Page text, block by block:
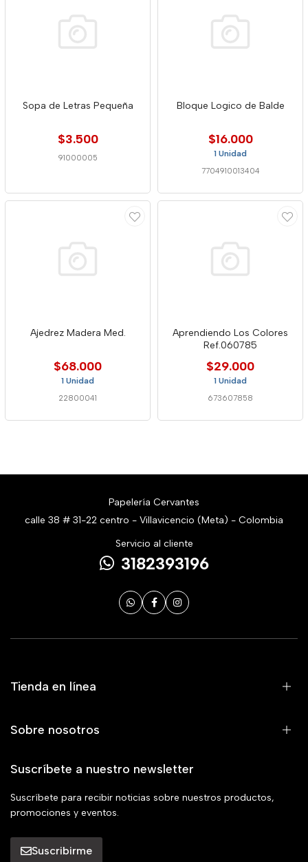
Sopa de Letras Pequeña
$3.500
91000005
Bloque Logico de Balde
$16.000
1 Unidad
7704910013404
Ajedrez Madera Med.
$68.000
1 Unidad
22800041
Aprendiendo Los Colores
Ref.060785
$29.000
1 Unidad
673607858
Papelería Cervantes
calle 38 # 31-22 centro - Villavicencio (Meta) - Colombia
Servicio al cliente
3182393196
Tienda en línea
Sobre nosotros
Suscríbete a nuestro newsletter
Suscríbete para recibir noticias sobre nuestros productos,
promociones y eventos.
Suscribirme